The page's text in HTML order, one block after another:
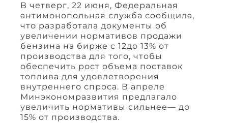
В четверг, 22 июня, Федеральная
антимонопольная служба сообщила,
что разработала документы об
увеличении нормативов продажи
бензина на бирже с 12до 13% от
производства для того, чтобы
обеспечить рост объема поставок
топлива для удовлетворения
внутреннего спроса. В апреле
Минэкономразвития предлагало
увеличить нормативы сильнее— до
15% от производства.